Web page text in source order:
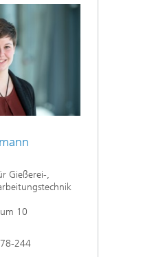
Gießerei-,
10
244